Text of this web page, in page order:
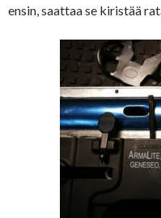
ensin, saattaa se kiristää